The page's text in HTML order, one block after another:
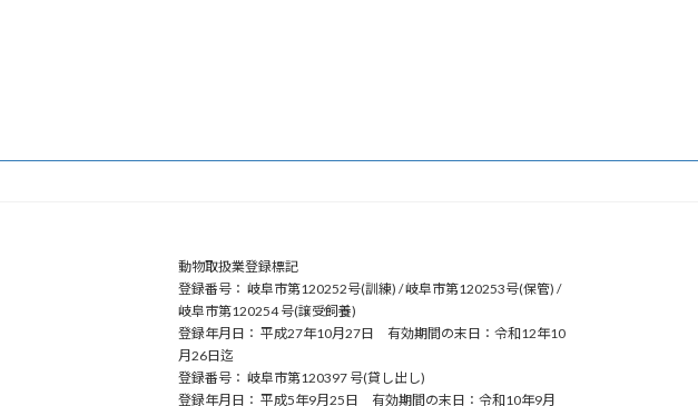
動物取扱業登録標記
登録番号： 岐阜市第120252号(訓練) / 岐阜市第120253号(保管) /
岐阜市第120254 号(譲受飼養)
登録年月日： 平成27年10月27日 有効期間の末日：令和12年10
月26日迄
登録番号： 岐阜市第120397 号(貸し出し)
登録年月日： 平成5年9月25日 有効期間の末日：令和10年9月